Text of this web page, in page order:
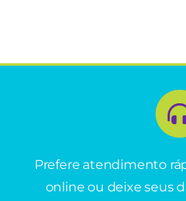
Prefere atendimento
online ou deixe seus